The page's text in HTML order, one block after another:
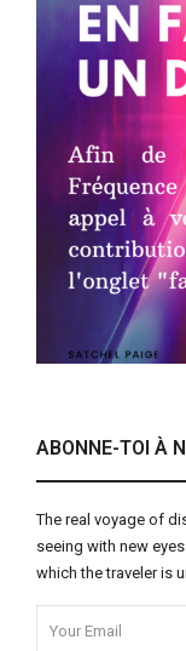
ABONNE-TOI À
The real voyage of
seeing with new
which the traveler is